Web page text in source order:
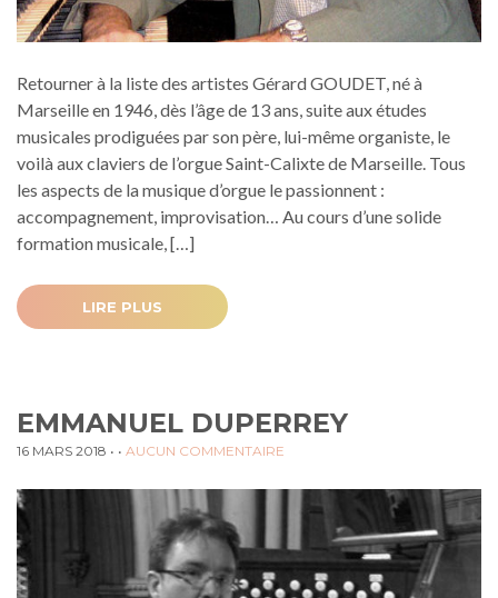
Retourner à la liste des artistes Gérard GOUDET, né à
Marseille en 1946, dès l’âge de 13 ans, suite aux études
musicales prodiguées par son père, lui-même organiste, le
voilà aux claviers de l’orgue Saint-Calixte de Marseille. Tous
les aspects de la musique d’orgue le passionnent :
accompagnement, improvisation… Au cours d’une solide
formation musicale, […]
LIRE PLUS
EMMANUEL DUPERREY
16 MARS 2018 • • AUCUN COMMENTAIRE